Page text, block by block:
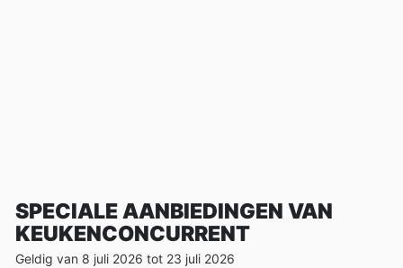
SPECIALE AANBIEDINGEN VAN
KEUKENCONCURRENT
Geldig van 8 juli 2026 tot 23 juli 2026